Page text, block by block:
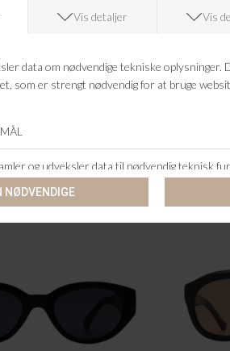
ANDRE KØBTE